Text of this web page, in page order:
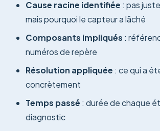
Cause racine identifiée : pas
mais pourquoi le capteur a lâché
Composants impliqués :
numéros de repère
Résolution appliquée : ce qui a
concrètement
Temps passé : durée de chaque
diagnostic